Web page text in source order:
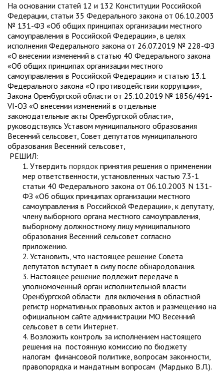
На основании статей 12 и 132 Конституции Российской
Федерации, статьи 35 Федерального закона от 06.10.2003
№ 131-ФЗ «Об общих принципах организации местного
самоуправления в Российской Федерации», в целях
исполнения Федерального закона от 26.07.2019 № 228-ФЗ
«О внесении изменений в статью 40 Федерального закона
«Об общих принципах организации местного
самоуправления в Российской Федерации» и статью 13.1
Федерального закона «О противодействии коррупции»,
Закона Оренбургской области от 25.10.2019 № 1856/491-
VI-ОЗ «О внесении изменений в отдельные
законодательные акты Оренбургской области»,
руководствуясь Уставом муниципального образования
Весенний сельсовет, Совет депутатов муниципального
образования Весенний сельсовет,
РЕШИЛ:
1. Утвердить порядок принятия решения о применении
мер ответственности, установленных частью 7.3-1
статьи 40 Федерального закона от 06.10.2003 N 131-
ФЗ «Об общих принципах организации местного
самоуправления в Российской Федерации», к депутату,
члену выборного органа местного самоуправления,
выборному должностному лицу муниципального
образования Весенний сельсовет согласно
приложению.
2. Установить, что настоящее решение Совета
депутатов вступает в силу после обнародования.
3. Настоящее решение подлежит передаче в
уполномоченный орган исполнительной власти
Оренбургской области для включения в областной
регистр нормативных правовых актов и размещению на
официальном сайте администрации МО Весенний
сельсовет в сети Интернет.
4. Возложить контроль за исполнением настоящего
решения на постоянную комиссию по бюджету
налогам финансовой политике, вопросам законности,
правопорядка и мандатным вопросам (Мардыко В.Л.).